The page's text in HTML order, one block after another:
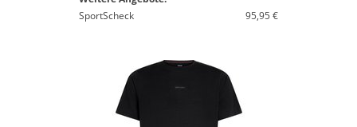
SportScheck
95,95 €